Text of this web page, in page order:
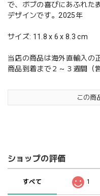
で、ボブの喜びにあふれた
デザインです。2025年
サイズ: 11.8 x 6 x 8.3 cm
当店の商品は海外直輸入の
商品到着まで２～３週間（
この商
ショップの評価
すべて 1